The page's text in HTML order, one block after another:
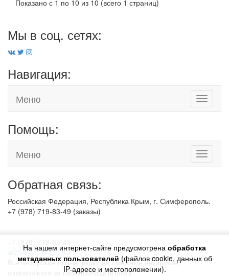
На нашем интернет-сайте предусмотрена обработка
метаданных пользователей (файлов cookie, данных об
IP-адресе и местоположении).
Показано с 1 по 10 из 10 (всего 1 страниц)
Мы в соц. сетях:
Навигация:
Toggle
Меню
Помощь:
Toggle
Меню
Обратная связь:
Российская Федерация, Республика Крым, г. Симферополь.
+7 (978) 719-83-49 (заказы)
Все авторские права, включая смежные авторские,
сохраняются за правообладателями